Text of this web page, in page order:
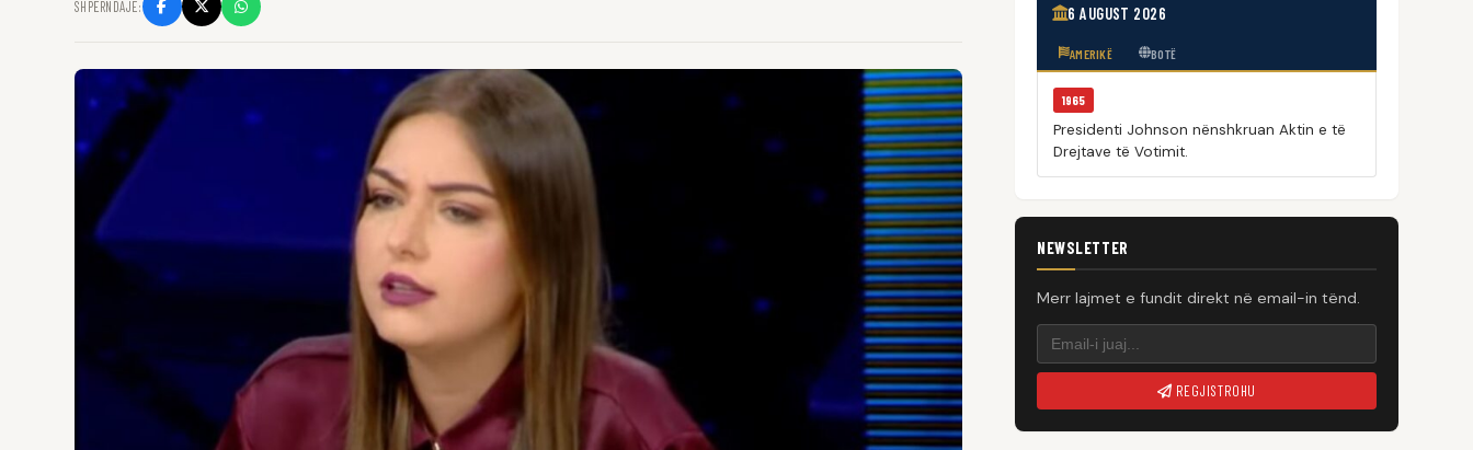
SHPËRNDAJE: 6 AUGUST 2026
AMERIKË BOTË
1965
Presidenti Johnson nënshkruan Aktin e të
Drejtave të Votimit.
NEWSLETTER
Merr lajmet e fundit direkt në email-in tënd.
REGJISTROHU